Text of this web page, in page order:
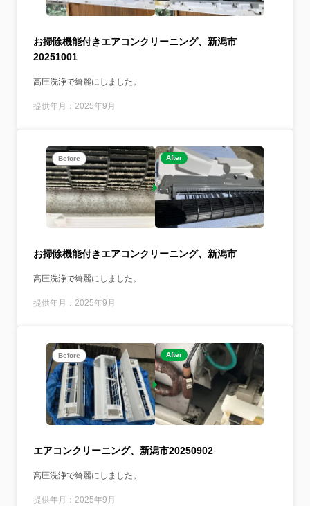
お掃除機能付きエアコンクリーニング、新潟市
20251001
高圧洗浄で綺麗にしました。
提供年月：2025年9月
Before After
お掃除機能付きエアコンクリーニング、新潟市
高圧洗浄で綺麗にしました。
提供年月：2025年9月
Before After
エアコンクリーニング、新潟市20250902
高圧洗浄で綺麗にしました。
提供年月：2025年9月